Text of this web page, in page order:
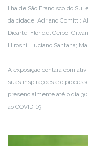
Ilha de São Francisco do Sul
da cidade: Adriano Comitti;
Dioarte; Flor del Ceibo;
Hiroshi; Luciano Santana;
A exposição contará com
suas inspirações e o
presencialmente até o dia
ao COVID-19.